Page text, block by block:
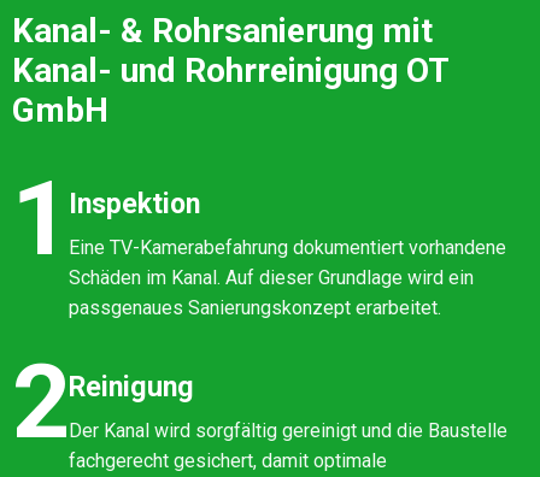
Kanal- & Rohrsanierung mit
Kanal- und Rohrreinigung OT
GmbH
1 Inspektion
Eine TV-Kamerabefahrung dokumentiert vorhandene
Schäden im Kanal. Auf dieser Grundlage wird ein
passgenaues Sanierungskonzept erarbeitet.
2Reinigung
Der Kanal wird sorgfältig gereinigt und die Baustelle
fachgerecht gesichert, damit optimale